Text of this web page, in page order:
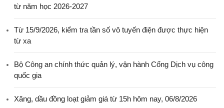
từ năm học 2026-2027
Từ 15/9/2026, kiểm tra tần số vô tuyến điện được thực hiện
từ xa
Bộ Công an chính thức quản lý, vận hành Cổng Dịch vụ công
quốc gia
Xăng, dầu đồng loạt giảm giá từ 15h hôm nay, 06/8/2026